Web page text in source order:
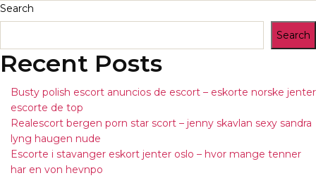
Search
Search
Recent Posts
Busty polish escort anuncios de escort – eskorte norske jenter
escorte de top
Realescort bergen porn star scort – jenny skavlan sexy sandra
lyng haugen nude
Escorte i stavanger eskort jenter oslo – hvor mange tenner
har en von hevnpo